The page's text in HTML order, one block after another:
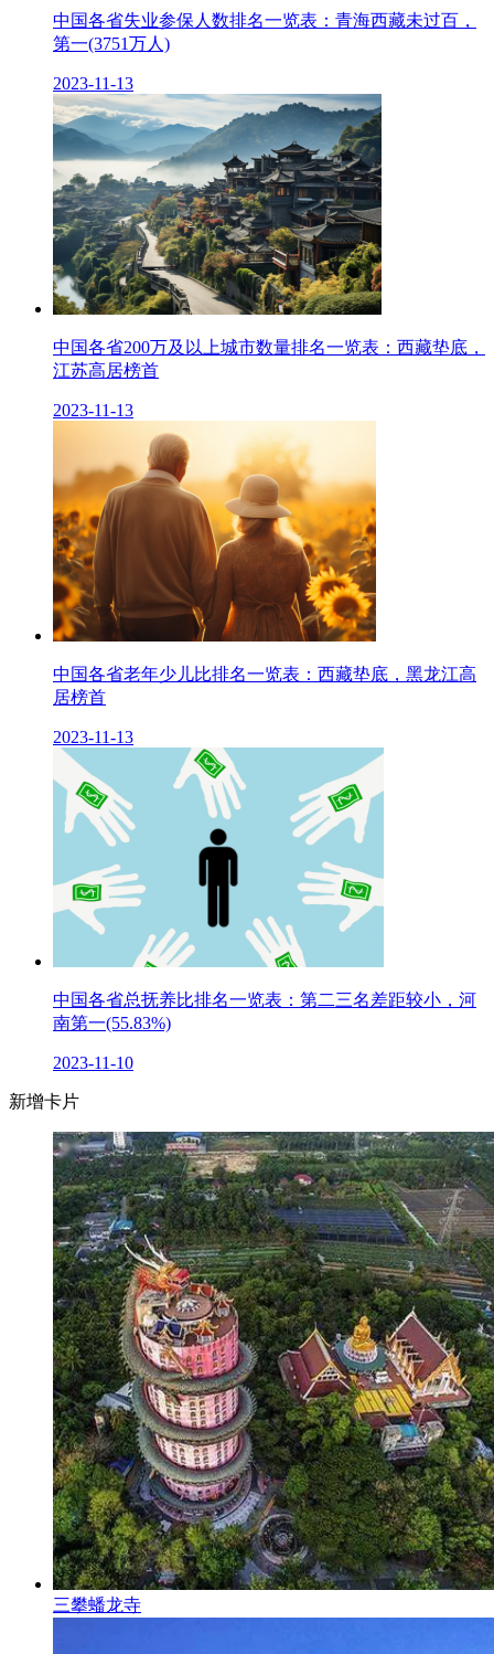
中国各省失业参保人数排名一览表：青海西藏未过百，
第一(3751万人)
2023-11-13
中国各省200万及以上城市数量排名一览表：西藏垫底，
江苏高居榜首
2023-11-13
中国各省老年少儿比排名一览表：西藏垫底，黑龙江高
居榜首
2023-11-13
中国各省总抚养比排名一览表：第二三名差距较小，河
南第一(55.83%)
2023-11-10
新增卡片
三攀蟠龙寺